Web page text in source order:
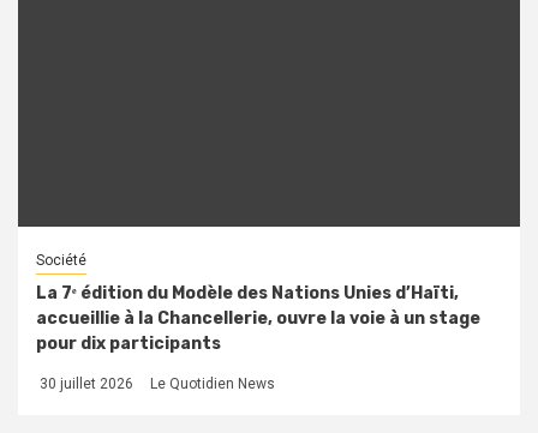
Société
La 7ᵉ édition du Modèle des Nations Unies d’Haïti,
accueillie à la Chancellerie, ouvre la voie à un stage
pour dix participants
30 juillet 2026 Le Quotidien News